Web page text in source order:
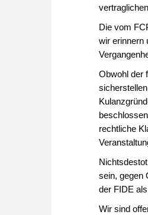
Die vom
wir erinnern
Obwohl der
rechtliche
sein, gegen
der FIDE
Wir sind